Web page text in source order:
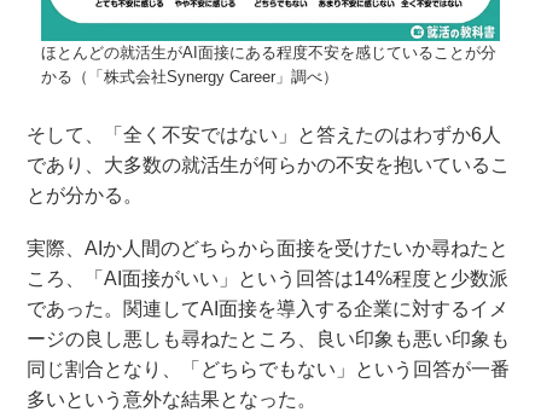
ほとんどの就活生がAI面接にある程度不安を感じていることが分
かる（「株式会社Synergy Career」調べ）
そして、「全く不安ではない」と答えたのはわずか6人
であり、大多数の就活生が何らかの不安を抱いているこ
とが分かる。
実際、AIか人間のどちらから面接を受けたいか尋ねたと
ころ、「AI面接がいい」という回答は14%程度と少数派
であった。関連してAI面接を導入する企業に対するイメ
ージの良し悪しも尋ねたところ、良い印象も悪い印象も
同じ割合となり、「どちらでもない」という回答が一番
多いという意外な結果となった。